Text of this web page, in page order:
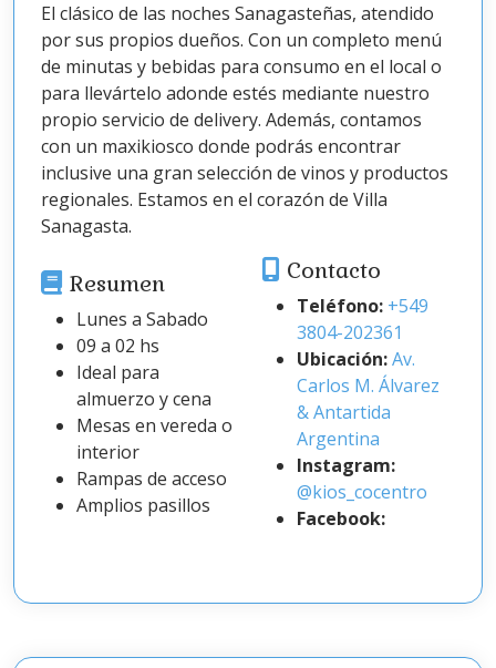
El clásico de las noches Sanagasteñas, atendido
por sus propios dueños. Con un completo menú
de minutas y bebidas para consumo en el local o
para llevártelo adonde estés mediante nuestro
propio servicio de delivery. Además, contamos
con un maxikiosco donde podrás encontrar
inclusive una gran selección de vinos y productos
regionales. Estamos en el corazón de Villa
Sanagasta.
Resumen
Lunes a Sabado
09 a 02 hs
Ideal para
almuerzo y cena
Mesas en vereda o
interior
Rampas de acceso
Amplios pasillos
Contacto
Teléfono: +549
3804-202361
Ubicación:Av.
Carlos M. Álvarez
& Antartida
Argentina
Instagram:
@kios_cocentro
Facebook: